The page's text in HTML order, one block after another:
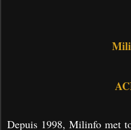
Depuis 1998, Milinfo met